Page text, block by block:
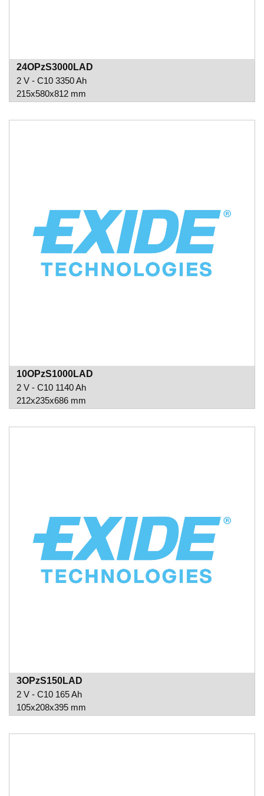
24OPzS3000LAD
2 V - C10 3350 Ah
215x580x812 mm
10OPzS1000LAD
2 V - C10 1140 Ah
212x235x686 mm
3OPzS150LAD
2 V - C10 165 Ah
105x208x395 mm